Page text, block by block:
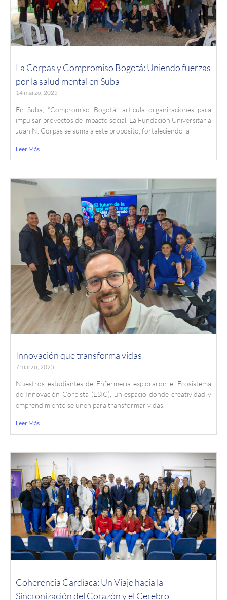
La Corpas y Compromiso Bogotá: Uniendo fuerzas
por la salud mental en Suba
14 marzo, 2025
En Suba, “Compromiso Bogotá” articula organizaciones para
impulsar proyectos de impacto social. La Fundación Universitaria
Juan N. Corpas se suma a este propósito, fortaleciendo la
Leer Más
Innovación que transforma vidas
7 marzo, 2025
Nuestros estudiantes de Enfermería exploraron el Ecosistema
de Innovación Corpista (ESIC), un espacio donde creatividad y
emprendimiento se unen para transformar vidas.
Leer Más
Coherencia Cardíaca: Un Viaje hacia la
Sincronización del Corazón y el Cerebro